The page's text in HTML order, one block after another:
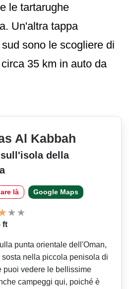
le tartarughe
Un'altra tappa
sono le scogliere di
35 km in auto da
Al Kabbah
della
là Google Maps
ft
punta orientale dell'Oman,
nella piccola penisola di
puoi vedere le bellissime
campeggi qui, poiché è